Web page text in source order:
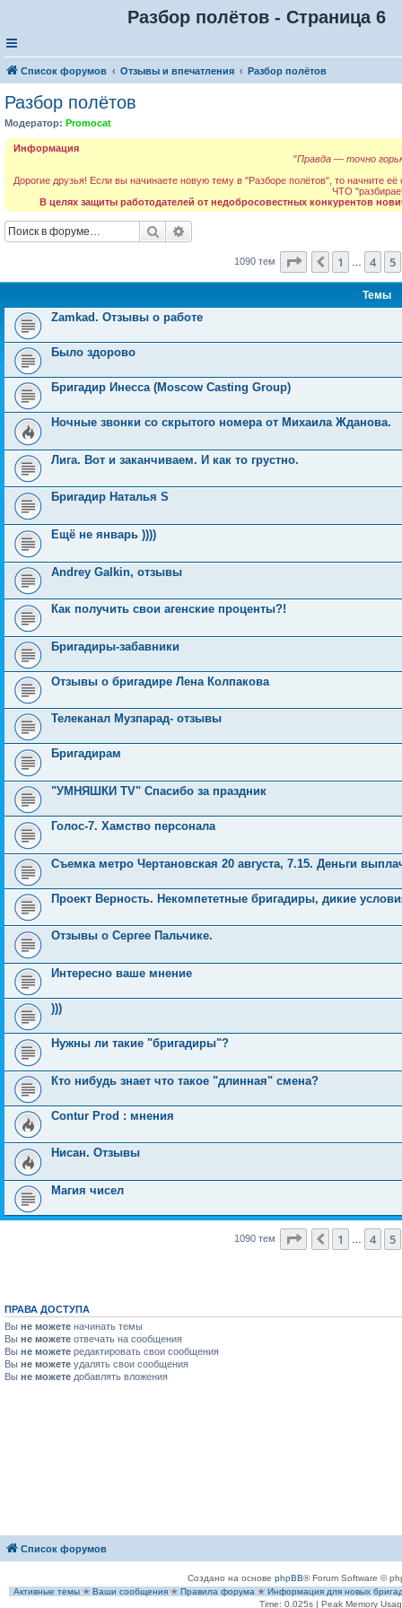
Разбор полётов - Страница 6
Список форумов Отзывы и впечатления Разбор полётов
Разбор полётов
Модератор: Promocat
Информация
"Правда — точно
Дорогие друзья! Если вы начинаете новую тему в "Разборе полётов", то начните
ЧТО
В целях защиты работодателей от недобросовестных конкурентов
Поиск
1090 тем Страница из 44
Пред.
1 4 5
Темы
Zamkad. Отзывы о работе
Было здорово
Бригадир Инесса (Moscow Casting Group)
Ночные звонки со скрытого номера от Михаила Жданова.
Лига. Вот и заканчиваем. И как то грустно.
Бригадир Наталья S
Ещё не январь ))))
Andrey Galkin, отзывы
Как получить свои агенские проценты?!
Бригадиры-забавники
Отзывы о бригадире Лена Колпакова
Телеканал Музпарад- отзывы
Бригадирам
"УМНЯШКИ TV" Спасибо за праздник
Голос-7. Хамство персонала
Съемка метро Чертановская 20 августа, 7.15. Деньги
Проект Верность. Некомпететные бригадиры, дикие
Отзывы о Сергее Пальчике.
Интересно ваше мнение
)))
Нужны ли такие "бригадиры"?
Кто нибудь знает что такое "длинная" смена?
Contur Prod : мнения
Нисан. Отзывы
Магия чисел
1090 тем Страница из 44
Пред.
1 4 5
ПРАВА ДОСТУПА
Вы не можете начинать темы
Вы не можете отвечать на сообщения
Вы не можете редактировать свои сообщения
Вы не можете удалять свои сообщения
Вы не можете добавлять вложения
Список форумов
Создано на основе phpBB® Forum Software ©
Активные темы ✭ Ваши сообщения ✭ Правила форума ✭ Информация для новых
Time: 0.025s| Peak Memory